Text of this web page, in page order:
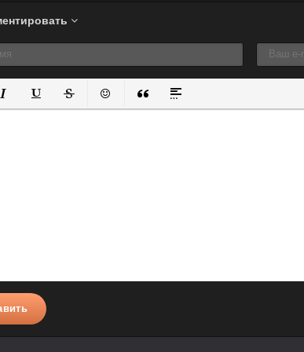
Подчеркнутый
ЗачеркнутыйВставить смайлик
Вставка цитаты
Вставка спойлера